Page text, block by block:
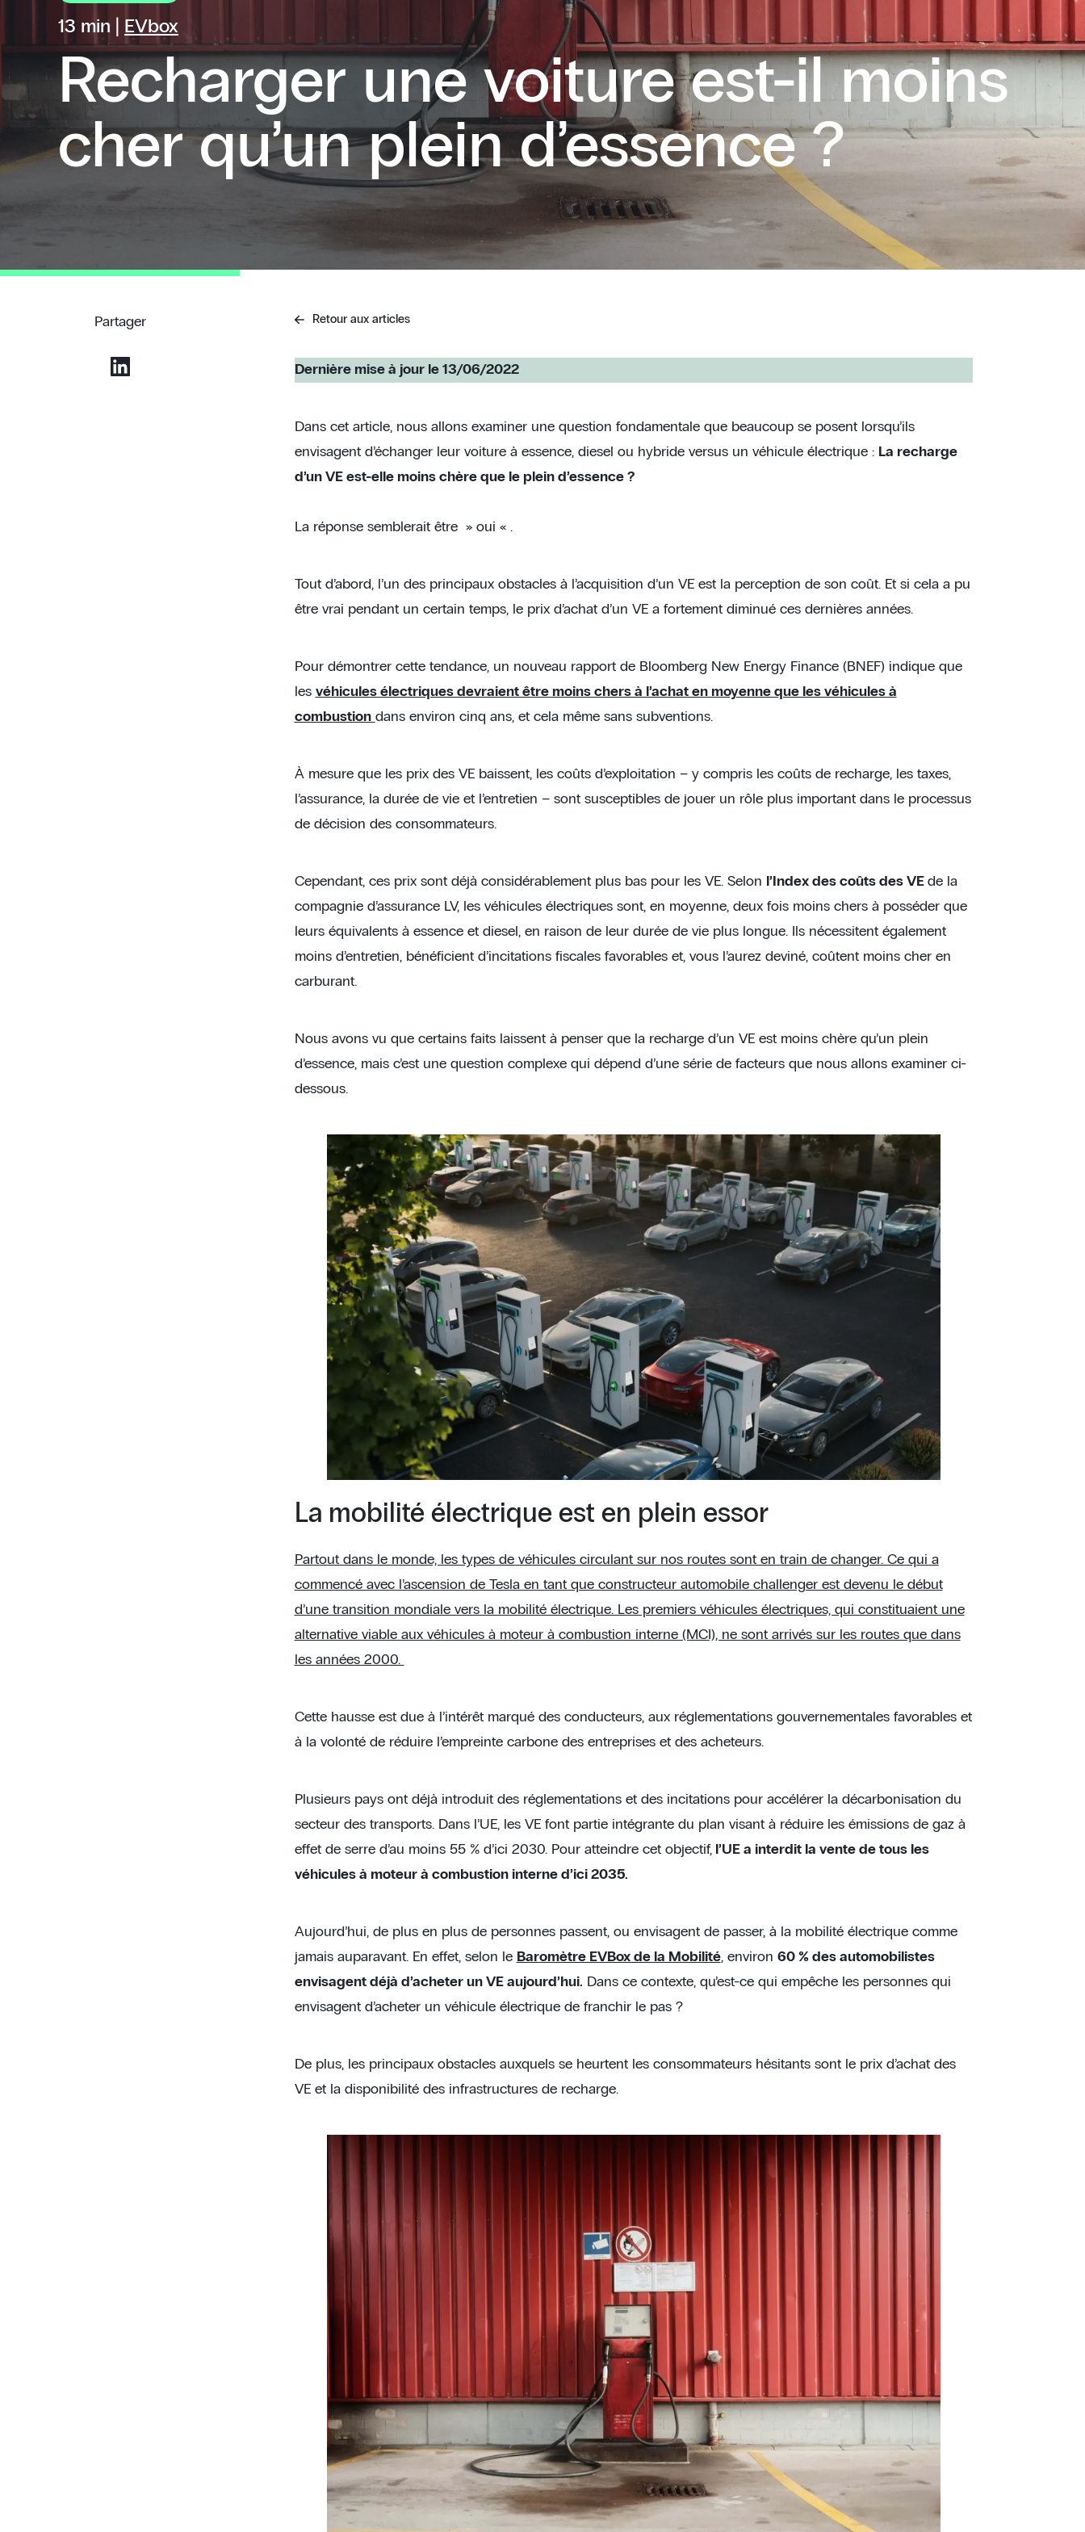
13 min | EVbox
Recharger une voiture est-il moins
cher qu’un plein d’essence ?
Partager Retour aux articles
Dernière mise à jour le 13/06/2022
Dans cet article, nous allons examiner une question fondamentale que beaucoup se posent lorsqu’ils
envisagent d’échanger leur voiture à essence, diesel ou hybride versus un véhicule électrique : La recharge
d’un VE est-elle moins chère que le plein d’essence ?
La réponse semblerait être » oui « .
Tout d’abord, l’un des principaux obstacles à l’acquisition d’un VE est la perception de son coût. Et si cela a pu
être vrai pendant un certain temps, le prix d’achat d’un VE a fortement diminué ces dernières années.
Pour démontrer cette tendance, un nouveau rapport de Bloomberg New Energy Finance (BNEF) indique que
les véhicules électriques devraient être moins chers à l’achat en moyenne que les véhicules à
combustion dans environ cinq ans, et cela même sans subventions.
À mesure que les prix des VE baissent, les coûts d’exploitation – y compris les coûts de recharge, les taxes,
l’assurance, la durée de vie et l’entretien – sont susceptibles de jouer un rôle plus important dans le processus
de décision des consommateurs.
Cependant, ces prix sont déjà considérablement plus bas pour les VE. Selon l’Index des coûts des VE de la
compagnie d’assurance LV, les véhicules électriques sont, en moyenne, deux fois moins chers à posséder que
leurs équivalents à essence et diesel, en raison de leur durée de vie plus longue. Ils nécessitent également
moins d’entretien, bénéficient d’incitations fiscales favorables et, vous l’aurez deviné, coûtent moins cher en
carburant.
Nous avons vu que certains faits laissent à penser que la recharge d’un VE est moins chère qu’un plein
d’essence, mais c’est une question complexe qui dépend d’une série de facteurs que nous allons examiner ci-
dessous.
La mobilité électrique est en plein essor
Partout dans le monde, les types de véhicules circulant sur nos routes sont en train de changer. Ce qui a
commencé avec l’ascension de Tesla en tant que constructeur automobile challenger est devenu le début
d’une transition mondiale vers la mobilité électrique. Les premiers véhicules électriques, qui constituaient une
alternative viable aux véhicules à moteur à combustion interne (MCI), ne sont arrivés sur les routes que dans
les années 2000.
Cette hausse est due à l’intérêt marqué des conducteurs, aux réglementations gouvernementales favorables et
à la volonté de réduire l’empreinte carbone des entreprises et des acheteurs.
Plusieurs pays ont déjà introduit des réglementations et des incitations pour accélérer la décarbonisation du
secteur des transports. Dans l’UE, les VE font partie intégrante du plan visant à réduire les émissions de gaz à
effet de serre d’au moins 55 % d’ici 2030. Pour atteindre cet objectif, l’UE a interdit la vente de tous les
véhicules à moteur à combustion interne d’ici 2035.
Aujourd’hui, de plus en plus de personnes passent, ou envisagent de passer, à la mobilité électrique comme
jamais auparavant. En effet, selon le Baromètre EVBox de la Mobilité, environ 60 % des automobilistes
envisagent déjà d’acheter un VE aujourd’hui. Dans ce contexte, qu’est-ce qui empêche les personnes qui
envisagent d’acheter un véhicule électrique de franchir le pas ?
De plus, les principaux obstacles auxquels se heurtent les consommateurs hésitants sont le prix d’achat des
VE et la disponibilité des infrastructures de recharge.